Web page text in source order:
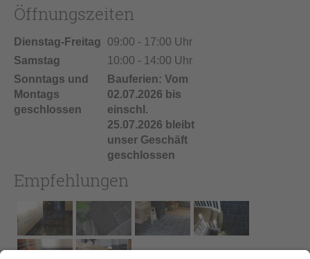
Öffnungszeiten
Dienstag-Freitag
09:00 - 17:00 Uhr
Samstag
10:00 - 14:00 Uhr
Sonntags und
Montags
geschlossen
Bauferien: Vom
02.07.2026 bis
einschl.
25.07.2026 bleibt
unser Geschäft
geschlossen
Empfehlungen